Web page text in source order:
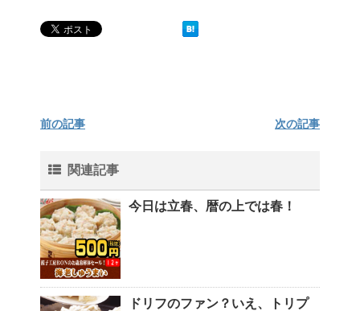
前の記事 次の記事
関連記事
今日は立春、暦の上では春！
ドリフのファン？いえ、トリプ